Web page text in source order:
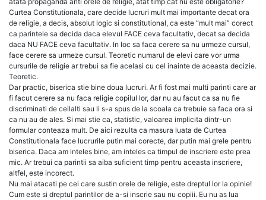
Curtea Constitutionala, care decide lucruri mult mai importante decat ora
de religie, a decis, absolut logic si constitutional, ca este “mult mai” corect
ca parintele sa decida daca elevul FACE ceva facultativ, decat sa decida
daca NU FACE ceva facultativ. In loc sa faca cerere sa nu urmeze cursul,
face cerere sa urmeze cursul. Teoretic numarul de elevi care vor urma
cursurile de religie ar trebui sa fie acelasi cu cel inainte de aceasta decizie.
Teoretic.
Dar practic, biserica stie bine doua lucruri. Ar fi fost mai multi parinti care ar
fi facut cerere sa nu faca religie copilul lor, dar nu au facut ca sa nu fie
discriminati de ceilalti sau li s-a spus de la scoala ca trebuie sa faca ora si
ca nu au de ales. Si mai stie ca, statistic, valoarea implicita dintr-un
formular conteaza mult. De aici rezulta ca masura luata de Curtea
Constitutionala face lucrurile putin mai corecte, dar putin mai grele pentru
biserica. Daca am inteles bine, am inteles ca timpul de inscriere este prea
mic. Ar trebui ca parintii sa aiba suficient timp pentru aceasta inscriere,
altfel, este incorect.
Nu mai atacati pe cei care sustin orele de religie, este dreptul lor la opinie!
Cum este si dreptul parintilor de a-si inscrie sau nu copiii. Eu nu as lua